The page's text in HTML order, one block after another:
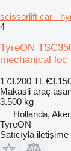
scissorlift car -
4
TyreON
mechanical loc
173.200 TL
Makasli araç
3.500 kg
Hollanda,
TyreON
Satıcıyla